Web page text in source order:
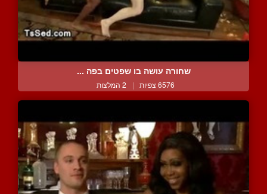
שחורה עושה בו שפטים בפה ...
6576 צפיות | 2 המלצות